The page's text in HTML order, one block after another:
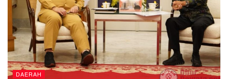
DAERAH